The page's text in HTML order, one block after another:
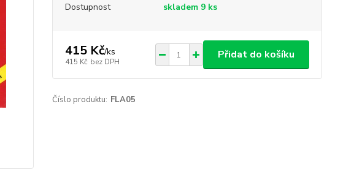
Dostupnost skladem 9 ks
415 Kč/ks
415 Kč bez DPH
Přidat do košíku
Číslo produktu: FLA05